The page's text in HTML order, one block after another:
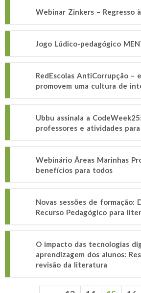
Webinar Zinkers – Regresso
Jogo Lúdico-pedagógico
RedEscolas AntiCorrupção –
promovem uma cultura de
Ubbu assinala a
professores e atividades
Webinário Áreas Marinhas
benefícios para todos
Novas sessões de formação:
Recurso Pedagógico para
O impacto das tecnologias
aprendizagem dos alunos:
revisão da literatura